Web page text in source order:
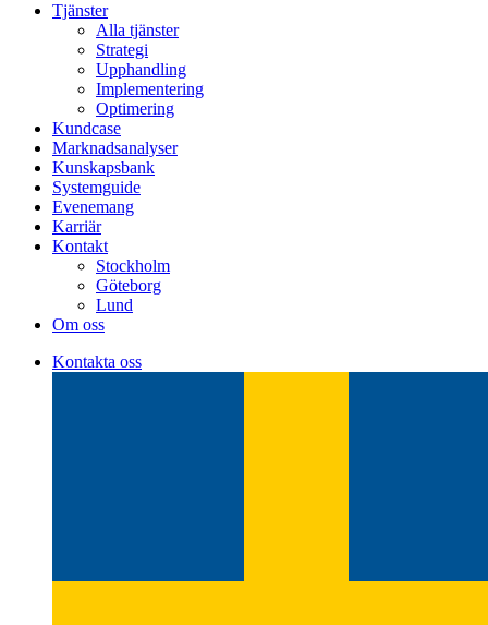
Tjänster
Alla tjänster
Strategi
Upphandling
Implementering
Optimering
Kundcase
Marknadsanalyser
Kunskapsbank
Systemguide
Evenemang
Karriär
Kontakt
Stockholm
Göteborg
Lund
Om oss
Kontakta oss